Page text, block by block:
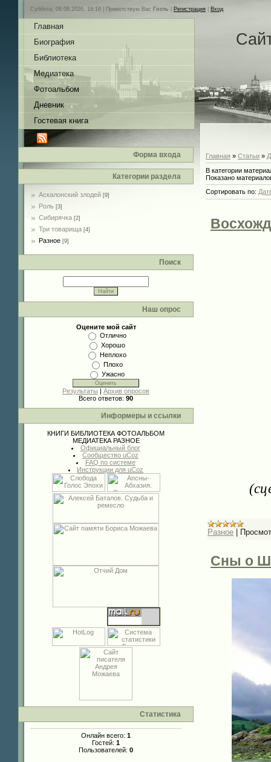
Суббота, 08.08.2026, 18:16 | Приветствую Вас Гость Регистрация Вход
Главная
Биография
Библиотека
Медиатека
Фотоальбом
Дневник
Гостевая книга
Форма входа
Категории раздела
Аскалонский злодей [9]
Роль [3]
Сибирячка [2]
Три товарища [4]
Разное [9]
Поиск
Наш опрос
Оцените мой сайт
Отлично
Хорошо
Неплохо
Плохо
Ужасно
Результаты | Архив опросов
Всего ответов: 90
Информеры и ссылки
КНИГИ БИБЛИОТЕКА ФОТОАЛЬБОМ
МЕДИАТЕКА РАЗНОЕ
Официальный блог
Сообщество uCoz
FAQ по системе
Инструкции для uCoz
Статистика
Онлайн всего: 1
Гостей: 1
Пользователей: 0
Главная » Статьи »
В категории
Показано
Сортировать по:
Разное |
Сны о